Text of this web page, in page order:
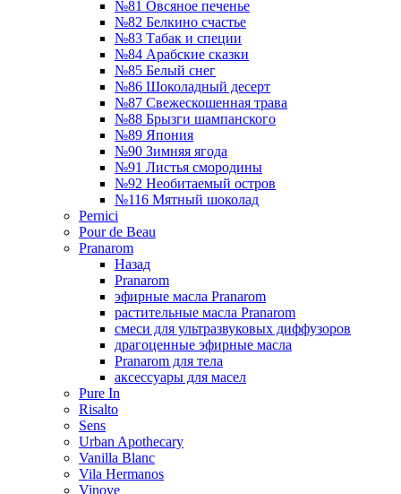
№81 Овсяное печенье
№82 Белкино счастье
№83 Табак и специи
№84 Арабские сказки
№85 Белый снег
№86 Шоколадный десерт
№87 Свежескошенная трава
№88 Брызги шампанского
№89 Япония
№90 Зимняя ягода
№91 Листья смородины
№92 Необитаемый остров
№116 Мятный шоколад
Pernici
Pour de Beau
Pranarom
Назад
Pranarom
эфирные масла Pranarom
растительные масла Pranarom
смеси для ультразвуковых диффузоров
драгоценные эфирные масла
Pranarom для тела
аксессуары для масел
Pure In
Risalto
Sens
Urban Apothecary
Vanilla Blanc
Vila Hermanos
Vinove